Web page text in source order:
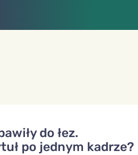
do łez.
po jednym kadrze?